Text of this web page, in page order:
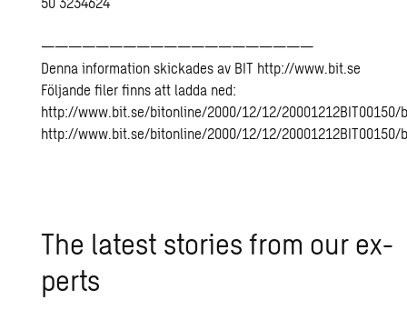
————————————————————
Denna information skickades av BIT http://www.bit.se
Följande filer finns att ladda ned:
http://www.bit.se/bitonline/2000/12/12/20001212BIT00150/
http://www.bit.se/bitonline/2000/12/12/20001212BIT00150/
The lat­est sto­ries from our ex­
perts